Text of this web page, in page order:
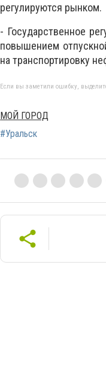
регулируются рынком.
- Государственное
повышением
на транспортировку
Если вы заметили ошибку,
МОЙ ГОРОД
#Уральск